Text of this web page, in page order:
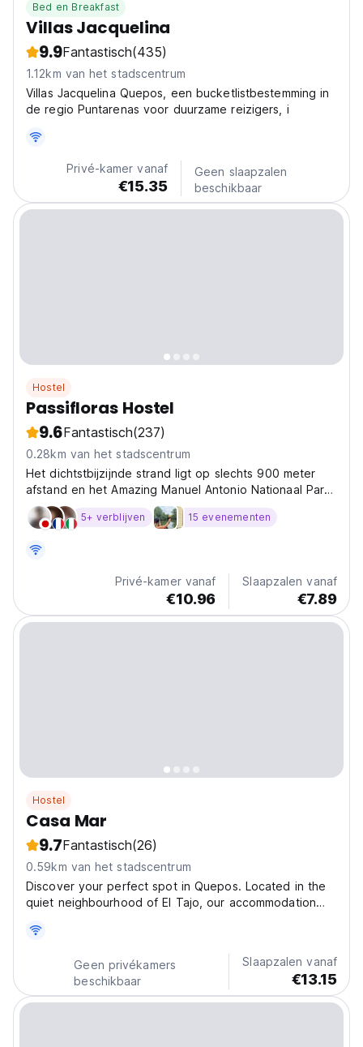
Bed en Breakfast
Villas Jacquelina
9.9Fantastisch(435)
1.12km van het stadscentrum
Villas Jacquelina Quepos, een bucketlistbestemming in
de regio Puntarenas voor duurzame reizigers, i
Privé-kamer vanaf
€15.35
Geen slaapzalen
beschikbaar
Hostel
Passifloras Hostel
9.6Fantastisch(237)
0.28km van het stadscentrum
Het dichtstbijzijnde strand ligt op slechts 900 meter
afstand en het Amazing Manuel Antonio Nationaal Park
ligt op 4,8 km afstand.
5+ verblijven 15 evenementen
Privé-kamer vanaf
€10.96
Slaapzalen vanaf
€7.89
Hostel
Casa Mar
9.7Fantastisch(26)
0.59km van het stadscentrum
Discover your perfect spot in Quepos. Located in the
quiet neighbourhood of El Tajo, our accommodation
and proximity to everything you need. We are only a 5
minute walk from the main beach and the centre...
Geen privékamers
beschikbaar
Slaapzalen vanaf
€13.15